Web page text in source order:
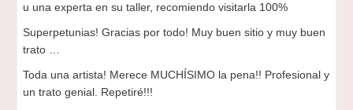
u una experta en su taller, recomiendo visitarla 100%
Superpetunias! Gracias por todo! Muy buen sitio y muy buen
trato …
Toda una artista! Merece MUCHÍSIMO la pena!! Profesional y
un trato genial. Repetiré!!!